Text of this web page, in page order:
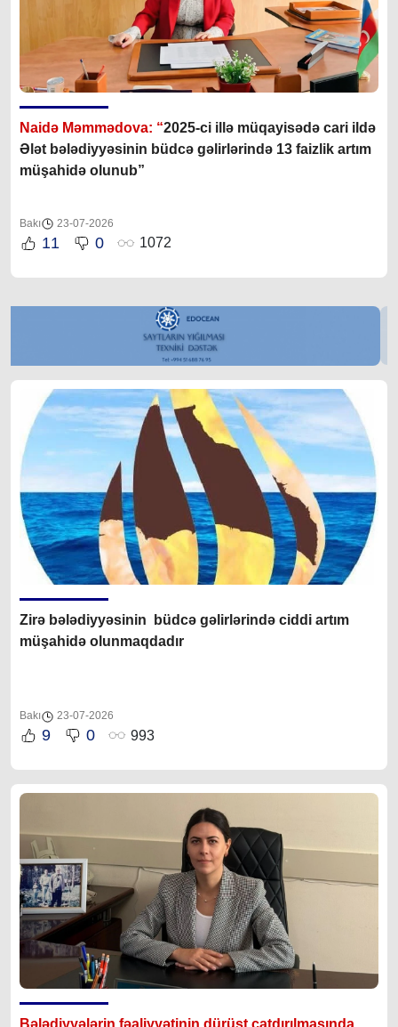
Naidə Məmmədova: “2025-ci illə müqayisədə cari ildə
Ələt bələdiyyəsinin büdcə gəlirlərində 13 faizlik artım
müşahidə olunub”
Bakı 23-07-2026
11 0 1072
Zirə bələdiyyəsinin büdcə gəlirlərində ciddi artım
müşahidə olunmaqdadır
Bakı 23-07-2026
9 0 993